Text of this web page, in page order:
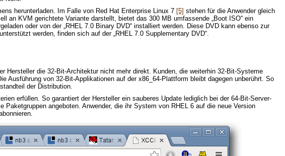
herunterladen. Im Falle von Red Hat Enterprise Linux 7 [5] stehen für die Anwender gleich
an KVM gerichtete Variante darstellt, bietet das 300 MB umfassende „Boot ISO“ ein
oder von der „RHEL 7.0 Binary DVD“ installiert werden. Diese DVD kann ebenso zur
werden, finden sich auf der „RHEL 7.0 Supplementary DVD“.
die 32-Bit-Architektur nicht mehr direkt. Kunden, die weiterhin 32-Bit-Systeme
Ausführung von 32-Bit-Applikationen auf der x86_64-Plattform bleibt dagegen unberührt. So
der Distribution.
erfüllen. So garantiert der Hersteller ein sauberes Update lediglich bei der 64-Bit-Server-
angeboten. Anwender, die ihr System von RHEL 6 auf die neue Version